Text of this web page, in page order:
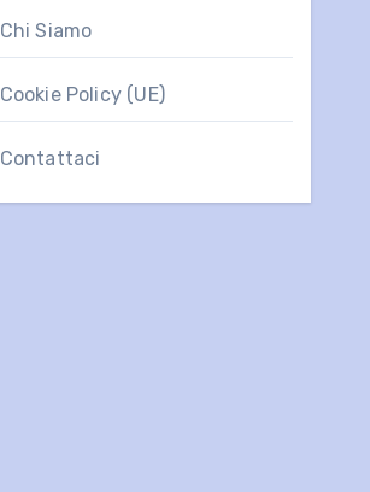
Chi Siamo
Cookie Policy (UE)
Contattaci